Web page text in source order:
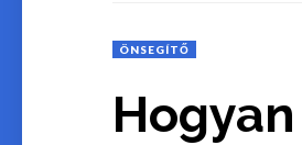
ÖNSEGÍTŐ